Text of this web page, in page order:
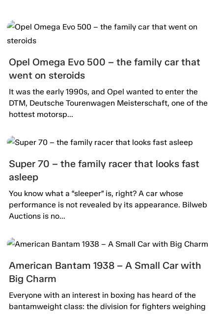
Opel Omega Evo 500 – the family car that
went on steroids
It was the early 1990s, and Opel wanted to enter the
DTM, Deutsche Tourenwagen Meisterschaft, one of the
hottest motorsp...
Super 70 – the family racer that looks fast
asleep
You know what a “sleeper” is, right? A car whose
performance is not revealed by its appearance. Bilweb
Auctions is no...
American Bantam 1938 – A Small Car with
Big Charm
Everyone with an interest in boxing has heard of the
bantamweight class: the division for fighters weighing